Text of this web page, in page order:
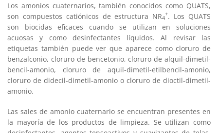
Los amonios cuaternarios, también conocidos como QUATS,
son compuestos catiónicos de estructura NR4
+. Los QUATS
son biocidas eficaces cuando se utilizan en soluciones
acuosas y como desinfectantes líquidos. Al revisar las
etiquetas también puede ver que aparece como cloruro de
benzalconio, cloruro de bencetonio, cloruro de alquil-dimetil-
bencil-amonio, cloruro de aquil-dimetil-etilbencil-amonio,
cloruro de didecil-dimetil-amonio o cloruro de dioctil-dimetil-
amonio.
Las sales de amonio cuaternario se encuentran presentes en
la mayoría de los productos de limpieza. Se utilizan como